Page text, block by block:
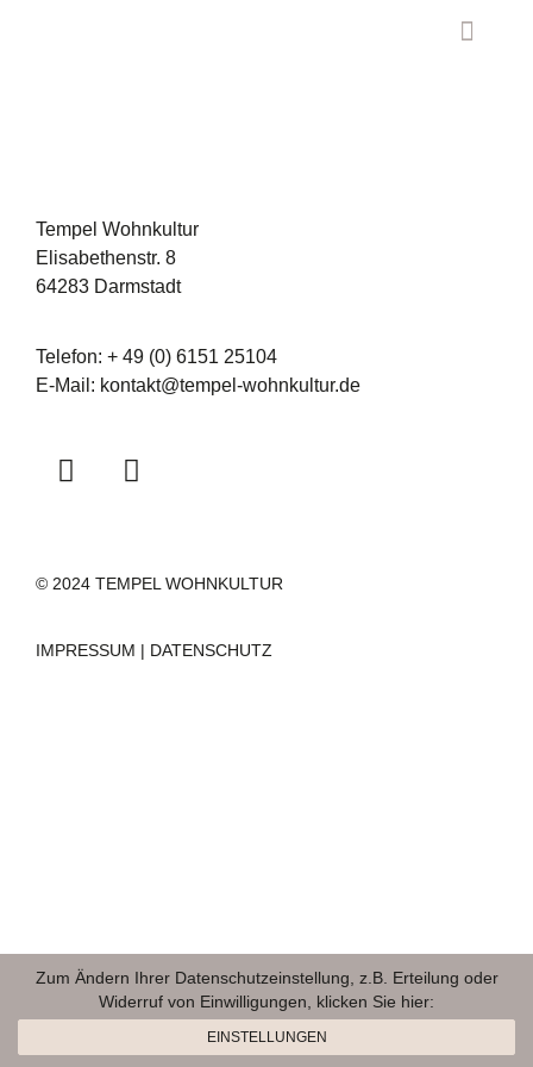
Tempel Wohnkultur
Elisabethenstr. 8
64283 Darmstadt
Telefon: + 49 (0) 6151 25104
E-Mail: kontakt@tempel-wohnkultur.de
© 2024 TEMPEL WOHNKULTUR
IMPRESSUM | DATENSCHUTZ
Zum Ändern Ihrer Datenschutzeinstellung, z.B. Erteilung oder
Widerruf von Einwilligungen, klicken Sie hier:
EINSTELLUNGEN